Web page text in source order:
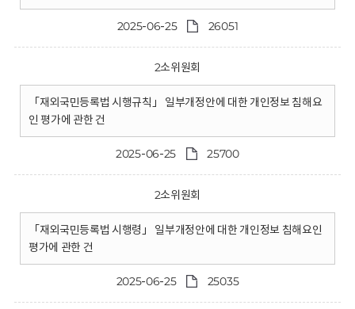
2025-06-25 26051
2소위원회
「재외국민등록법 시행규칙」 일부개정안에 대한 개인정보 침해요
인 평가에 관한 건
2025-06-25 25700
2소위원회
「재외국민등록법 시행령」 일부개정안에 대한 개인정보 침해요인
평가에 관한 건
2025-06-25 25035